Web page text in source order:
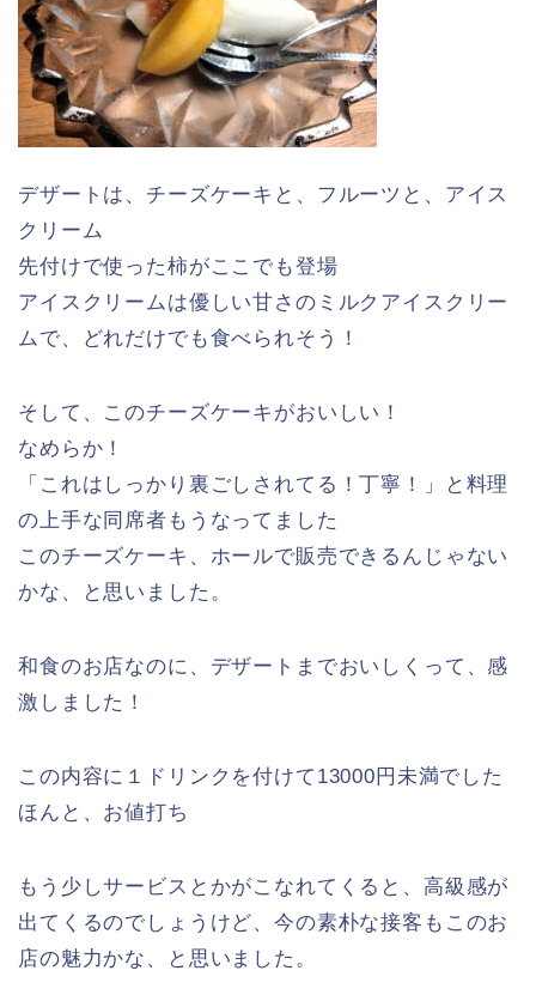
デザートは、チーズケーキと、フルーツと、アイス
クリーム
先付けで使った柿がここでも登場
アイスクリームは優しい甘さのミルクアイスクリー
ムで、どれだけでも食べられそう！
そして、このチーズケーキがおいしい！
なめらか！
「これはしっかり裏ごしされてる！丁寧！」と料理
の上手な同席者もうなってました
このチーズケーキ、ホールで販売できるんじゃない
かな、と思いました。
和食のお店なのに、デザートまでおいしくって、感
激しました！
この内容に１ドリンクを付けて13000円未満でした
ほんと、お値打ち
もう少しサービスとかがこなれてくると、高級感が
出てくるのでしょうけど、今の素朴な接客もこのお
店の魅力かな、と思いました。